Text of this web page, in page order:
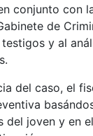
conjunto con
de
y al
del caso, el
del joven y en